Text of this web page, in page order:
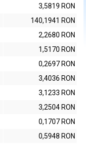
3,5819 RON
140,1941 RON
2,2680 RON
1,5170 RON
0,2697 RON
3,4036 RON
3,1233 RON
3,2504 RON
0,1707 RON
0,5948 RON